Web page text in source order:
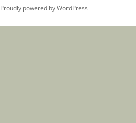
Proudly powered by WordPress